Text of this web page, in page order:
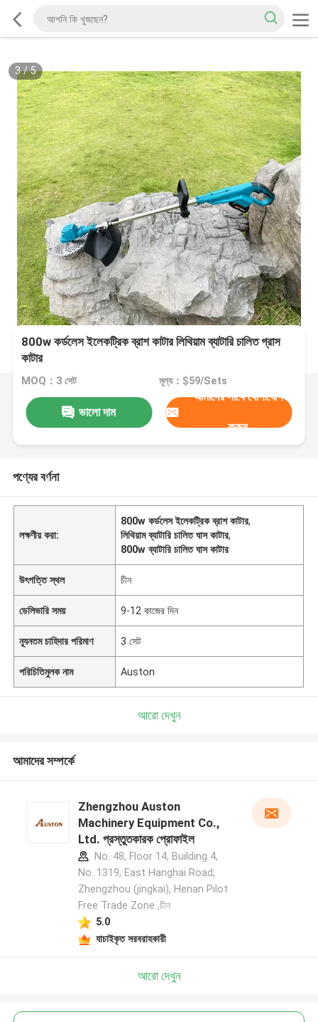
আমরা শীঘ্রই আপনাকে আবার কল করব!
3/5
800w কর্ডলেস ইলেকট্রিক ব্রাশ কাটার লিথিয়াম ব্যাটারি চালিত গ্রাস
কাটার
MOQ：3 সেট মূল্য：$59/Sets
ভালো দাম
আমাদের সাথে যোগাযোগ
করুন
পণ্যের বর্ণনা
লক্ষণীয় করা:
800w কর্ডলেস ইলেকট্রিক ব্রাশ কাটার,
লিথিয়াম ব্যাটারি চালিত ঘাস কাটার,
800w ব্যাটারি চালিত ঘাস কাটার
উৎপত্তি স্থল চীন
ডেলিভারি সময় 9-12 কাজের দিন
ন্যূনতম চাহিদার পরিমাণ 3 সেট
পরিচিতিমুলক নাম Auston
আরো দেখুন
আমাদের সম্পর্কে
Zhengzhou Auston
Machinery Equipment Co.,
Ltd. প্রস্তুতকারক প্রোফাইল
No. 48, Floor 14, Building 4,
No. 1319, East Hanghai Road,
Zhengzhou (jingkai), Henan Pilot
Free Trade Zone ,চীন
5.0
যাচাইকৃত সরবরাহকারী
আরো দেখুন